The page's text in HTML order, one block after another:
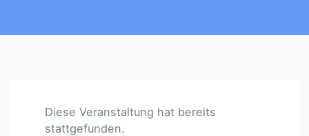
Diese Veranstaltung hat bereits
stattgefunden.